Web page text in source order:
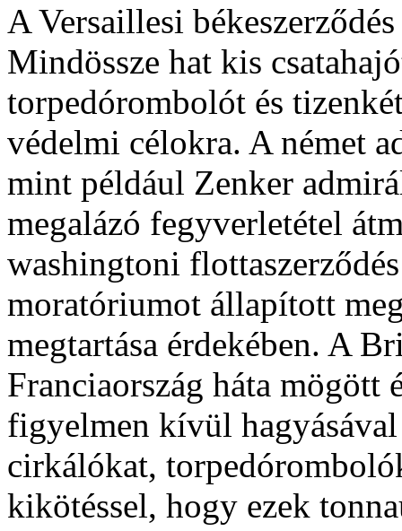
A Versaillesi
Mindössze hat kis
torpedórombolót és
védelmi célokra. A német
mint például Zenker
megalázó fegyverletétel
washingtoni
moratóriumot állapított
megtartása érdekében. A
Franciaország háta mögött
figyelmen kívül
cirkálókat,
kikötéssel, hogy ezek